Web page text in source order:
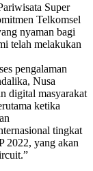
Super
Telkomsel
nyaman bagi
telah melakukan
pengalaman
Nusa
digital masyarakat
ketika
tingkat
2022, yang akan